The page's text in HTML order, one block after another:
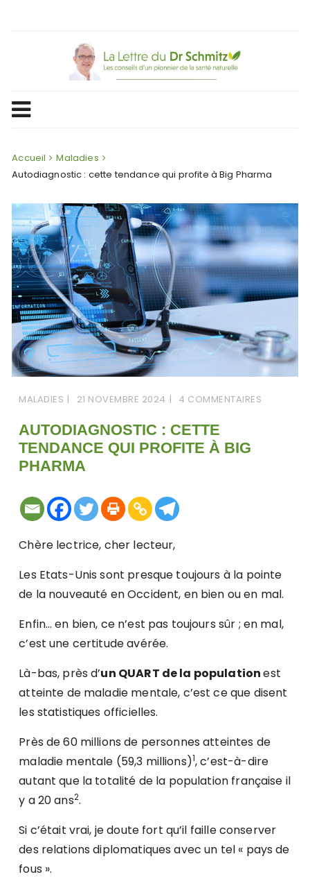
Accueil
Maladies
Autodiagnostic : cette tendance qui profite à Big Pharma
MALADIES 21 NOVEMBRE 2024 4 COMMENTAIRES
AUTODIAGNOSTIC : CETTE
TENDANCE QUI PROFITE À BIG
PHARMA
Chère lectrice, cher lecteur,
Les Etats-Unis sont presque toujours à la pointe
de la nouveauté en Occident, en bien ou en mal.
Enfin… en bien, ce n’est pas toujours sûr ; en mal,
c’est une certitude avérée.
Là-bas, près d’un QUART de la populationest
atteinte de maladie mentale, c’est ce que disent
les statistiques officielles.
Près de 60 millions de personnes atteintes de
maladie mentale (59,3 millions)1, c’est-à-dire
autant que la totalité de la population française il
y a 20 ans2.
Si c’était vrai, je doute fort qu’il faille conserver
des relations diplomatiques avec un tel « pays de
fous ».